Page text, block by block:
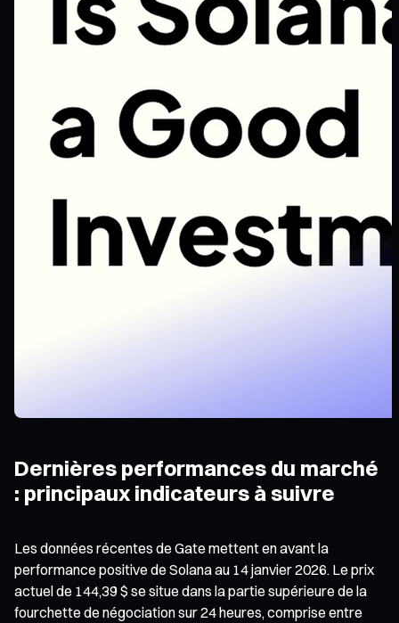
Dernières performances du marché
: principaux indicateurs à suivre
Les données récentes de Gate mettent en avant la
performance positive de Solana au 14 janvier 2026. Le prix
actuel de 144,39 $ se situe dans la partie supérieure de la
fourchette de négociation sur 24 heures, comprise entre